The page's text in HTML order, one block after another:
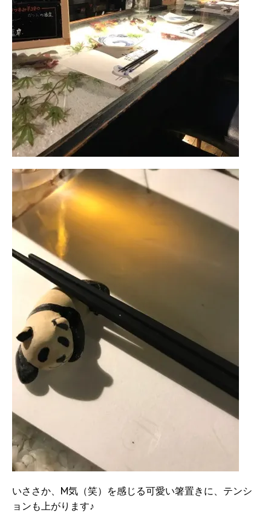
いささか、M気（笑）を感じる可愛い箸置きに、テンシ
ョンも上がります♪